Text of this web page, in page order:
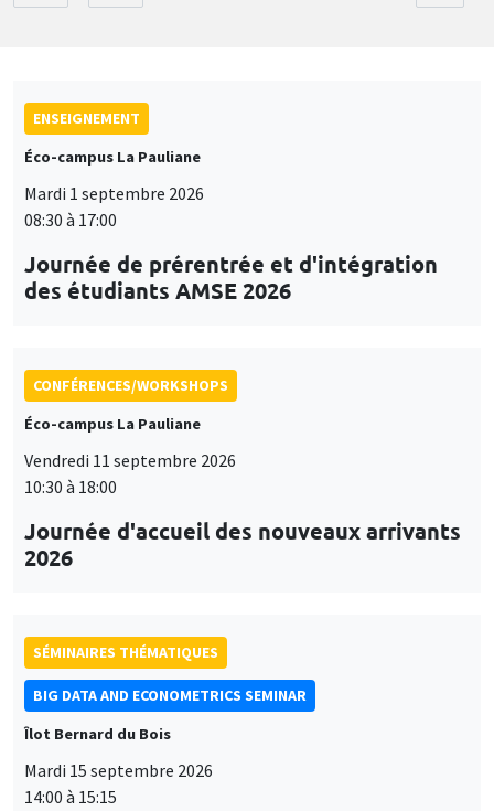
ENSEIGNEMENT
Éco-campus La Pauliane
Mardi 1 septembre 2026
08:30 à 17:00
Journée de prérentrée et d'intégration
des étudiants AMSE 2026
CONFÉRENCES/WORKSHOPS
Éco-campus La Pauliane
Vendredi 11 septembre 2026
10:30 à 18:00
Journée d'accueil des nouveaux arrivants
2026
SÉMINAIRES THÉMATIQUES
BIG DATA AND ECONOMETRICS SEMINAR
Îlot Bernard du Bois
Mardi 15 septembre 2026
14:00 à 15:15